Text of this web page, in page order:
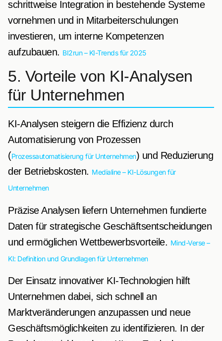
schrittweise Integration in bestehende Systeme
vornehmen und in Mitarbeiterschulungen
investieren, um interne Kompetenzen
aufzubauen. BI2run – KI-Trends für 2025
5. Vorteile von KI-Analysen
für Unternehmen
KI-Analysen steigern die Effizienz durch
Automatisierung von Prozessen
(Prozessautomatisierung für Unternehmen) und Reduzierung
der Betriebskosten. Medialine – KI-Lösungen für
Unternehmen
Präzise Analysen liefern Unternehmen fundierte
Daten für strategische Geschäftsentscheidungen
und ermöglichen Wettbewerbsvorteile. Mind-Verse –
KI: Definition und Grundlagen für Unternehmen
Der Einsatz innovativer KI-Technologien hilft
Unternehmen dabei, sich schnell an
Marktveränderungen anzupassen und neue
Geschäftsmöglichkeiten zu identifizieren. In der